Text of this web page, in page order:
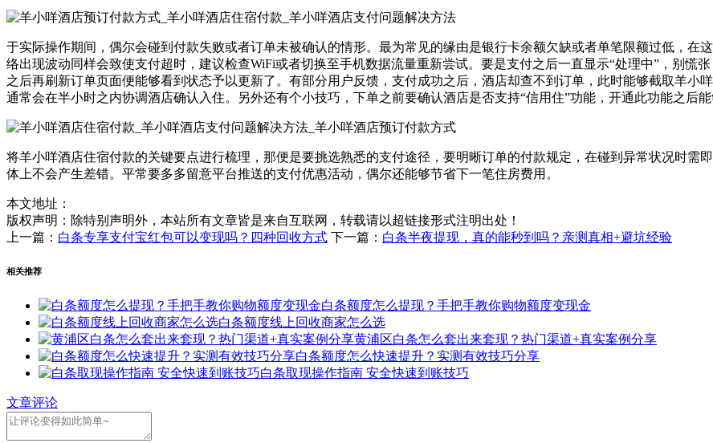
于实际操作期间，偶尔会碰到付款失败或者订单未被确认的情形。最为常见的缘由是银行卡余额欠缺或者单笔限额过低，在
络出现波动同样会致使支付超时，建议检查WiFi或者切换至手机数据流量重新尝试。要是支付之后一直显示“处理中”，别慌
之后再刷新订单页面便能够看到状态予以更新了。有部分用户反馈，支付成功之后，酒店却查不到订单，此时能够截取羊小
通常会在半小时之内协调酒店确认入住。另外还有个小技巧，下单之前要确认酒店是否支持“信用住”功能，开通此功能之后
将羊小咩酒店住宿付款的关键要点进行梳理，那便是要挑选熟悉的支付途径，要明晰订单的付款规定，在碰到异常状况时需
体上不会产生差错。平常要多多留意平台推送的支付优惠活动，偶尔还能够节省下一笔住房费用。
本文地址：
版权声明： 除特别声明外，本站所有文章皆是来自互联网，转载请以超链接形式注明出处！
上一篇： 白条专享支付宝红包可以变现吗？四种回收方式 下一篇： 白条半夜提现，真的能秒到吗？亲测真相+避坑经验
相关推荐
白条额度怎么提现？手把手教你购物额度变现金
白条额度线上回收商家怎么选
黄浦区白条怎么套出来套现？热门渠道+真实案例分享
白条额度怎么快速提升？实测有效技巧分享
白条取现操作指南 安全快速到账技巧
文章评论